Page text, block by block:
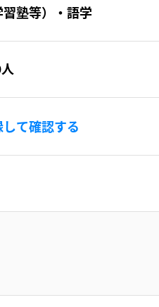
塾等）・語学
て確認する